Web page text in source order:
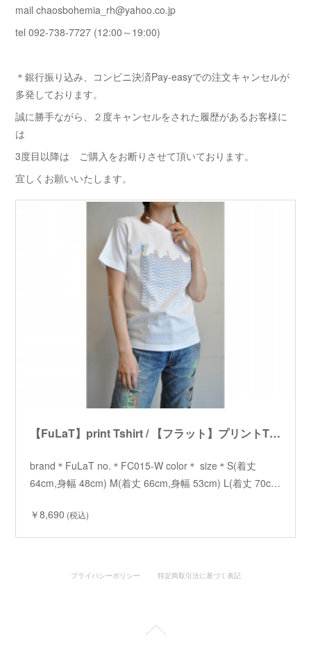
mail chaosbohemia_rh@yahoo.co.jp
tel 092-738-7727 (12:00～19:00)
＊銀行振り込み、コンビニ決済Pay-easyでの注文キャンセルが
多発しております。
誠に勝手ながら、２度キャンセルをされた履歴があるお客様に
は
3度目以降は ご購入をお断りさせて頂いております。
宜しくお願いいたします。
【FuLaT】print Tshirt / 【フラット】プリントTシャツ
brand＊FuLaT no.＊FC015-W color＊ size＊S(着丈
64cm,身幅 48cm) M(着丈 66cm,身幅 53cm) L(着丈 70c…
￥8,690 (税込)
プライバシーポリシー 特定商取引法に基づく表記